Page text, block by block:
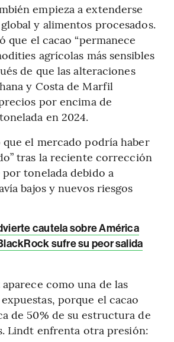
empieza a extenderse
y alimentos procesados.
que el cacao “permanece
agrícolas más sensibles
de que las alteraciones
y Costa de Marfil
por encima de
en 2024.
que el mercado podría haber
tras la reciente corrección
por tonelada debido a
bajos y nuevos riesgos
cautela sobre América
sufre su peor salida
como una de las
porque el cacao
de 50% de su estructura de
Lindt enfrenta otra presión: